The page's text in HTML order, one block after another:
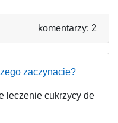
komentarzy: 2
zaczynacie?
leczenie cukrzycy de